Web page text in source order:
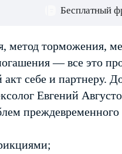
Бесплатный
метод торможения,
— все это
акт себе и партнеру.
Евгений
преждевременного